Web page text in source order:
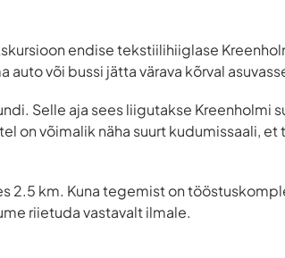
endise tekstiilihiiglase
auto või bussi jätta värava kõrval
Selle aja sees liigutakse Kreenholmi
on võimalik näha suurt kudumissaali,
2.5 km. Kuna tegemist on
riietuda vastavalt ilmale.